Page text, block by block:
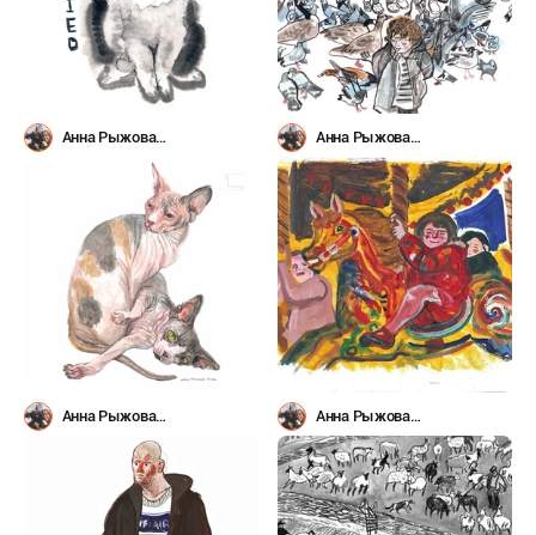
Анна Рыжова
(@avoirbanane)
Анна Рыжова
(@avoirbanane)
Анна Рыжова
(@avoirbanane)
Анна Рыжова
(@avoirbanane)